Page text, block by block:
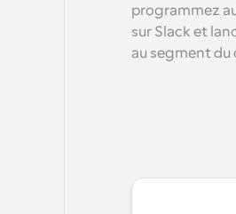
programmez
sur Slack et
au segment du